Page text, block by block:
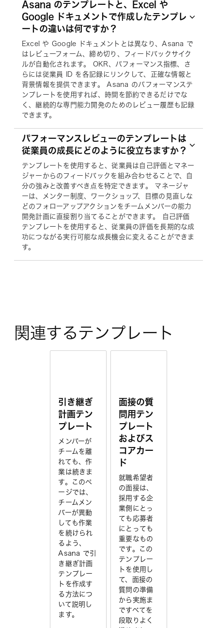
Asana のテンプレートと、Excel や
Google ドキュメントで作成したテンプレ
ートの違いは何ですか？
Excel や Google ドキュメントとは異なり、Asana で
はレビューフォーム、締め切り、フィードバックサイク
ルが自動化されます。 OKR、パフォーマンス指標、さ
らには従業員 ID を各記録にリンクして、正確な情報と
背景情報を提供できます。 Asana のパフォーマンステ
ンプレートを使用すれば、時間を節約できるだけでな
く、継続的な専門能力開発のためのレビュー履歴も記録
できます。
パフォーマンスレビューのテンプレートは
従業員の成長にどのように役立ちますか？
テンプレートを使用すると、従業員は自己評価とマネー
ジャーからのフィードバックを組み合わせることで、自
分の強みと改善すべき点を特定できます。 マネージャ
ーは、メンター制度、ワークショップ、目標の見直しな
どのフォローアップアクションをチームメンバーの能力
開発計画に直接割り当てることができます。 自己評価
テンプレートを使用すると、従業員の評価を長期的な成
功につながる実行可能な成長機会に変えることができま
す。
関連するテンプレート
引き継ぎ
計画テン
プレート
メンバーが
チームを離
れても、作
業は続きま
す。このペ
ージでは、
チームメン
バーが異動
しても作業
を続けられ
るよう、
Asana で引
き継ぎ計画
テンプレー
トを作成す
る方法につ
いて説明し
ます。
面接の質
問用テン
プレート
およびス
コアカー
ド
就職希望者
の面接は、
採用する企
業側にとっ
ても応募者
にとっても
重要なもの
です。この
テンプレー
トを使用し
て、面接の
質問の準備
から実施ま
ですべてを
段取りよく